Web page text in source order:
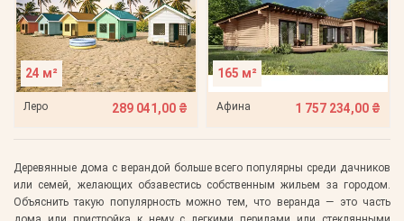
24 м²
Леро 289 041,00 ₴
165 м²
Афина 1 757 234,00 ₴
Деревянные дома с верандой больше всего популярны среди дачников
или семей, желающих обзавестись собственным жильем за городом.
Объяснить такую популярность можно тем, что веранда — это часть